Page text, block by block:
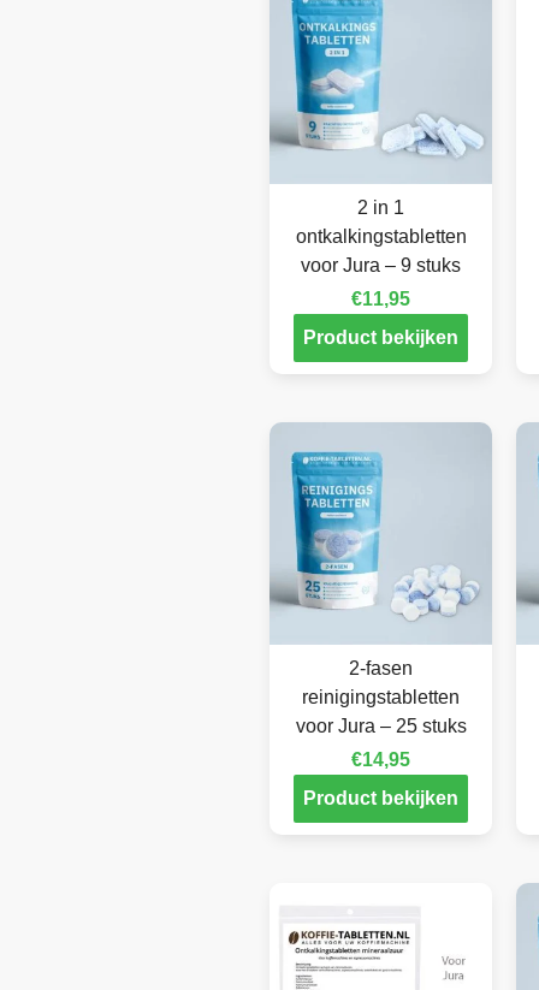
2 in 1
ontkalkingstabletten
voor Jura – 9 stuks
€11,95
Product bekijken
2-fasen
reinigingstabletten
voor Jura – 25 stuks
€14,95
Product bekijken